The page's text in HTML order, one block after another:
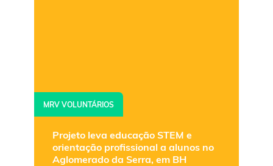
MRV VOLUNTÁRIOS
Projeto leva educação STEM e
orientação profissional a alunos no
Aglomerado da Serra, em BH